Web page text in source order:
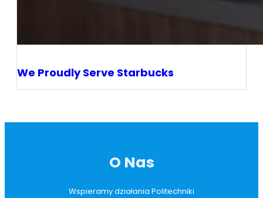
We Proudly Serve Starbucks
O Nas
Wspieramy działania Politechniki